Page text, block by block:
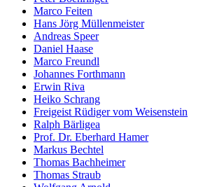
Marco Feiten
Hans Jörg Müllenmeister
Andreas Speer
Daniel Haase
Marco Freundl
Johannes Forthmann
Erwin Riva
Heiko Schrang
Freigeist Rüdiger vom Weisenstein
Ralph Bärligea
Prof. Dr. Eberhard Hamer
Markus Bechtel
Thomas Bachheimer
Thomas Straub